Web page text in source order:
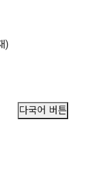
)
다국어 버튼